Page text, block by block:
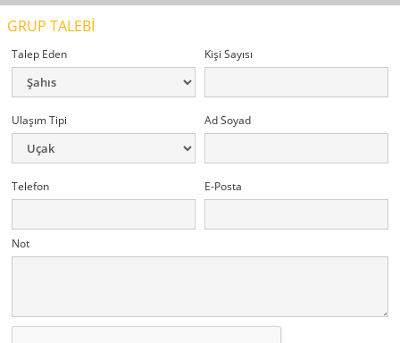
GRUP TALEBİ
Talep Eden Kişi Sayısı
Ulaşım Tipi Ad Soyad
Telefon E-Posta
Not